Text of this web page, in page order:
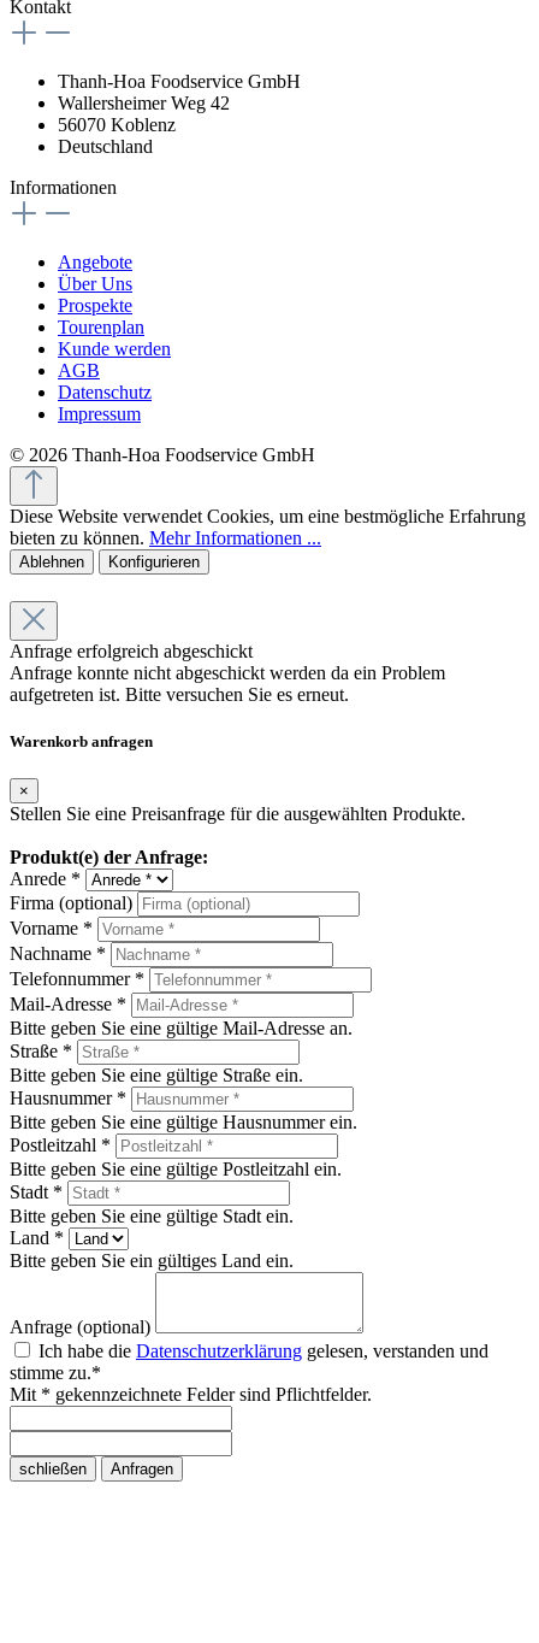
Kontakt
Thanh-Hoa Foodservice GmbH
Wallersheimer Weg 42
56070 Koblenz
Deutschland
Informationen
Angebote
Über Uns
Prospekte
Tourenplan
Kunde werden
AGB
Datenschutz
Impressum
© 2026 Thanh-Hoa Foodservice GmbH
Diese Website verwendet Cookies, um eine bestmögliche Erfahrung
bieten zu können. Mehr Informationen ...
Ablehnen Konfigurieren
Anfrage erfolgreich abgeschickt
Anfrage konnte nicht abgeschickt werden da ein Problem
aufgetreten ist. Bitte versuchen Sie es erneut.
Warenkorb anfragen
×
Stellen Sie eine Preisanfrage für die ausgewählten Produkte.
Produkt(e) der Anfrage:
Anrede *
Firma (optional)
Vorname *
Nachname *
Telefonnummer *
Mail-Adresse *
Bitte geben Sie eine gültige Mail-Adresse an.
Straße *
Bitte geben Sie eine gültige Straße ein.
Hausnummer *
Bitte geben Sie eine gültige Hausnummer ein.
Postleitzahl *
Bitte geben Sie eine gültige Postleitzahl ein.
Stadt *
Bitte geben Sie eine gültige Stadt ein.
Land *
Bitte geben Sie ein gültiges Land ein.
Anfrage (optional)
Ich habe die Datenschutzerklärung gelesen, verstanden und
stimme zu.*
Mit * gekennzeichnete Felder sind Pflichtfelder.
schließen Anfragen